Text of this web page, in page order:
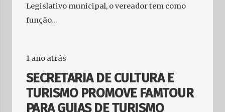
Legislativo municipal, o vereador tem como
função…
1 ano atrás
SECRETARIA DE CULTURA E
TURISMO PROMOVE FAMTOUR
PARA GUIAS DE TURISMO